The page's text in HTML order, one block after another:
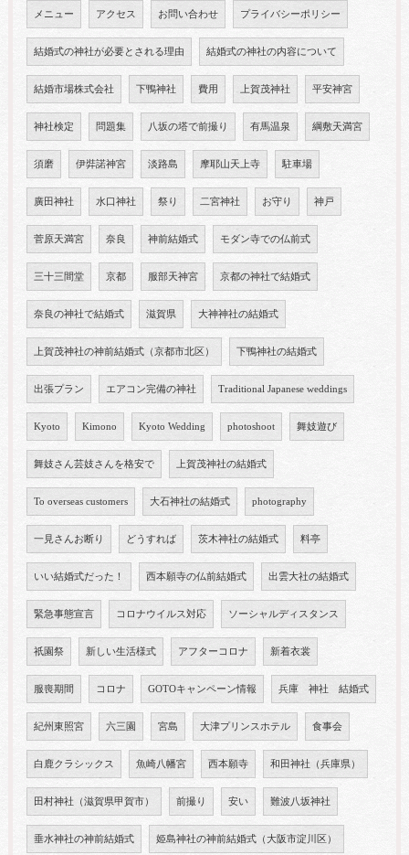
メニュー アクセス お問い合わせ プライバシーポリシー
結婚式の神社が必要とされる理由 結婚式の神社の内容について
結婚市場株式会社 下鴨神社 費用 上賀茂神社 平安神宮
神社検定 問題集 八坂の塔で前撮り 有馬温泉 綱敷天満宮
須磨 伊弉諾神宮 淡路島 摩耶山天上寺 駐車場
廣田神社 水口神社 祭り 二宮神社 お守り 神戸
菅原天満宮 奈良 神前結婚式 モダン寺での仏前式
三十三間堂 京都 服部天神宮 京都の神社で結婚式
奈良の神社で結婚式 滋賀県 大神神社の結婚式
上賀茂神社の神前結婚式（京都市北区） 下鴨神社の結婚式
出張プラン エアコン完備の神社 Traditional Japanese weddings
Kyoto Kimono Kyoto Wedding photoshoot 舞妓遊び
舞妓さん芸妓さんを格安で 上賀茂神社の結婚式
To overseas customers 大石神社の結婚式 photography
一見さんお断り どうすれば 茨木神社の結婚式 料亭
いい結婚式だった！ 西本願寺の仏前結婚式 出雲大社の結婚式
緊急事態宣言 コロナウイルス対応 ソーシャルディスタンス
祇園祭 新しい生活様式 アフターコロナ 新着衣裳
服喪期間 コロナ GOTOキャンペーン情報 兵庫 神社 結婚式
紀州東照宮 六三園 宮島 大津プリンスホテル 食事会
白鹿クラシックス 魚崎八幡宮 西本願寺 和田神社（兵庫県）
田村神社（滋賀県甲賀市） 前撮り 安い 難波八坂神社
垂水神社の神前結婚式 姫島神社の神前結婚式（大阪市淀川区）